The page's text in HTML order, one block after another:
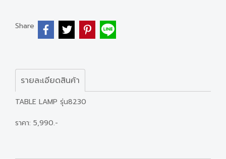
Share
รายละเอียดสินค้า
TABLE LAMP รุ่น8230
ราคา: 5,990.-